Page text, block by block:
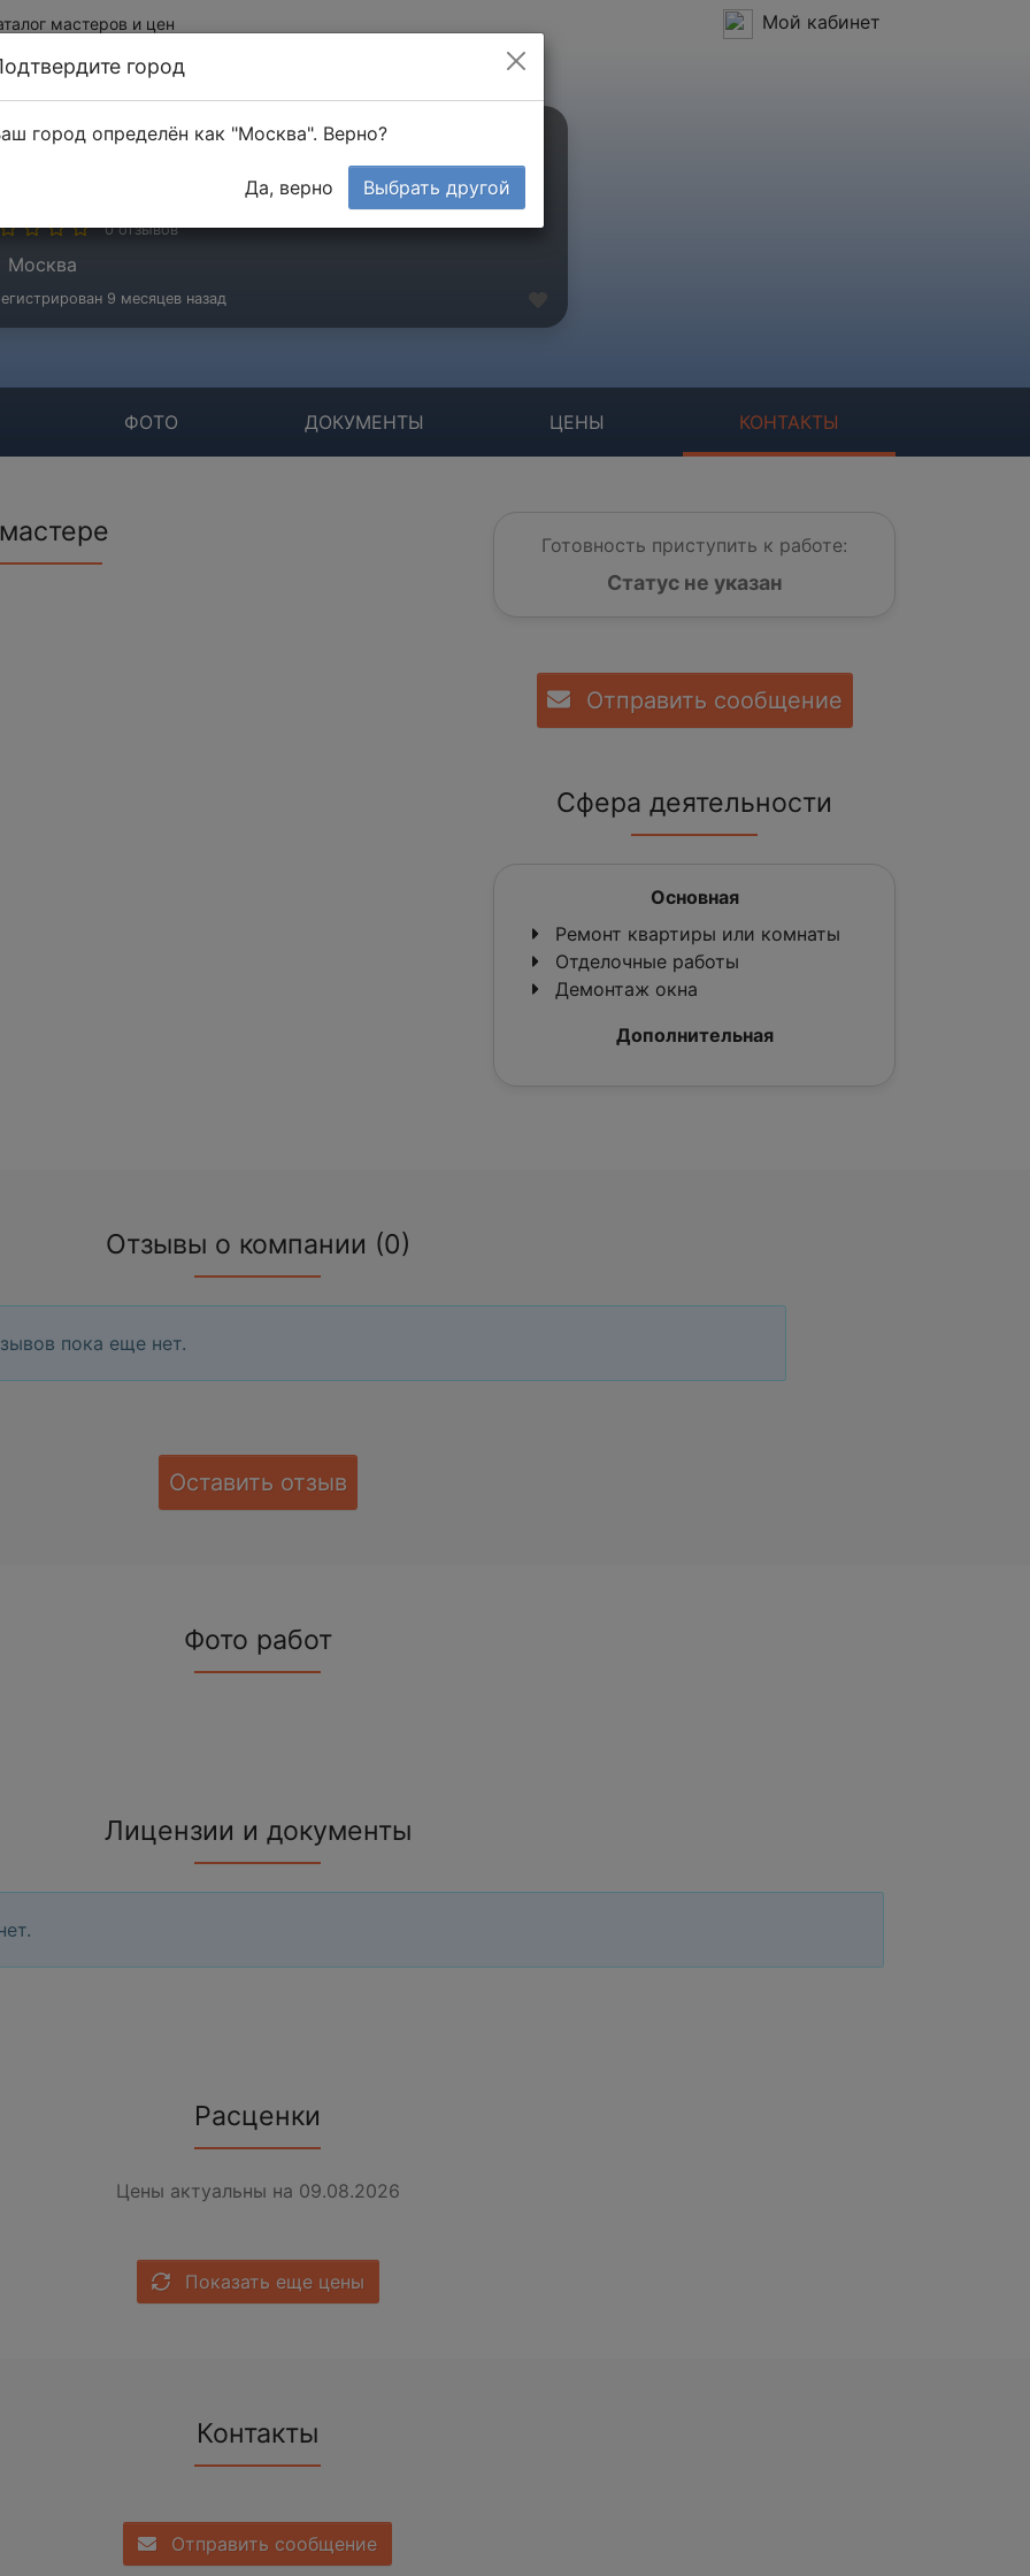
мастеров и цен Мой кабинет
" Альберт Будур"
0 отзывов
Москва
9 месяцев назад
ФОТО ДОКУМЕНТЫ ЦЕНЫ КОНТАКТЫ
Готовность приступить к работе:
Статус не указан
Отправить сообщение
Сфера деятельности
Основная
Ремонт квартиры или комнаты
Отделочные работы
Демонтаж окна
Дополнительная
Отзывы о компании (0)
пока еще нет.
Оставить отзыв
Фото работ
Лицензии и документы
Расценки
Цены актуальны на 09.08.2026
Показать еще цены
Контакты
Отправить сообщение
город
город определён как "Москва". Верно?
Да, верно Выбрать другой